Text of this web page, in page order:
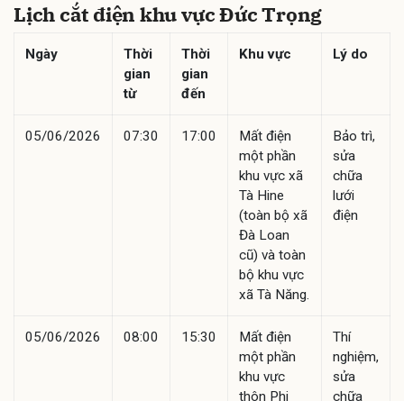
Lịch cắt điện khu vực Đức Trọng
Ngày
Thời
gian
từ
Thời
gian
đến
Khu vực Lý do
05/06/2026 07:30 17:00
Mất điện
một phần
khu vực xã
Tà Hine
(toàn bộ xã
Đà Loan
cũ) và toàn
bộ khu vực
xã Tà Năng.
Bảo trì,
sửa
chữa
lưới
điện
05/06/2026 08:00 15:30
Mất điện
một phần
khu vực
thôn Phi
Thí
nghiệm,
sửa
chữa